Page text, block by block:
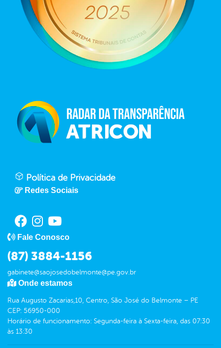
Política de Privacidade
Redes Sociais
Fale Conosco
(87) 3884-1156
gabinete@saojosedobelmonte@pe.gov.br
Onde estamos
Rua Augusto Zacarias,10, Centro, São José do Belmonte – PE
CEP: 56950-000
Horário de funcionamento: Segunda-feira à Sexta-feira, das 07:30
às 13:30